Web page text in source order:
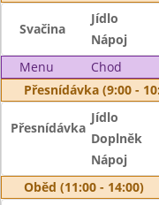
Svačina
Jídlo
Nápoj
Menu
Chod
Přesnídávka (9:00 -
Přesnídávka
Jídlo
Doplněk
Nápoj
Oběd (11:00 - 14:00)